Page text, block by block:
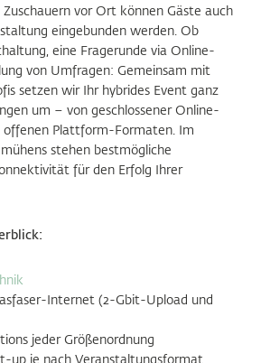
vor Ort können Gäste auch
eingebunden werden. Ob
eine Fragerunde via Online-
von Umfragen: Gemeinsam mit
setzen wir Ihr hybrides Event ganz
um – von geschlossener Online-
offenen Plattform-Formaten. Im
stehen bestmögliche
für den Erfolg Ihrer
Internet (2-Gbit-Upload und
jeder Größenordnung
up je nach Veranstaltungsformat